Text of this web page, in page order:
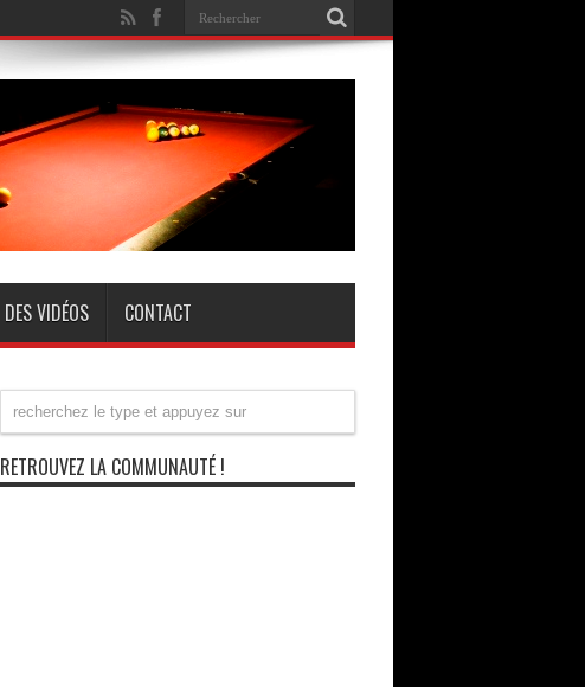
DES VIDÉOS CONTACT
RETROUVEZ LA COMMUNAUTÉ !